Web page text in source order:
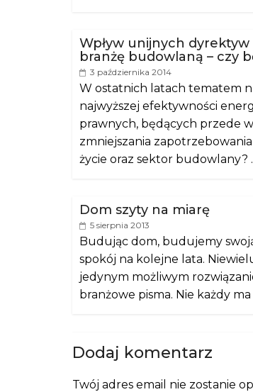
Wpływ unijnych
branżę budowlaną – czy
3 października 2014
W ostatnich latach tematem
najwyższej efektywności
prawnych, będących przede
zmniejszania
życie oraz sektor budowlany?
Dom szyty na miarę
5 sierpnia 2013
Budując dom, budujemy
spokój na kolejne lata.
jedynym możliwym
branżowe pisma. Nie każdy
Dodaj komentarz
Twój adres email nie zostanie